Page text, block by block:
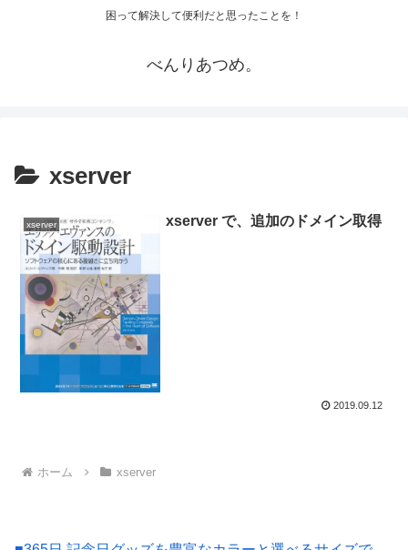
困って解決して便利だと思ったことを！
べんりあつめ。
xserver
xserver xserver で、追加のドメイン取得
2019.09.12
ホーム xserver